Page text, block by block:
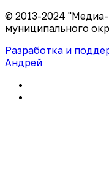
© 2013-2024
муниципального
Разработка и
Андрей